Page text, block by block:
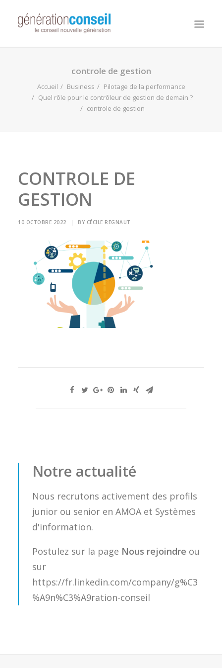
NOUS CONNAITRE
NOS MISSIONS
WORKDAY ADAPTIVE PLANNING
controle de gestion
Accueil Business
Pilotage de la performance
Quel rôle pour le contrôleur de gestion de demain ?
controle de gestion
CONTROLE DE
GESTION
10 OCTOBRE 2022 | BY CÉCILE REGNAUT
Notre actualité
Nous recrutons activement des profils
junior ou senior en AMOA et Systèmes
d'information.
Postulez sur la page Nous rejoindre ou
sur
https://fr.linkedin.com/company/g%C3
%A9n%C3%A9ration-conseil